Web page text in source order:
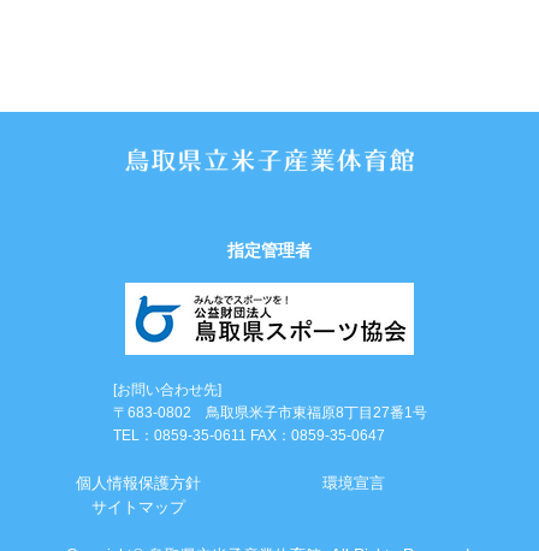
指定管理者
[お問い合わせ先]
〒683-0802 鳥取県米子市東福原8丁目27番1号
TEL：0859-35-0611 FAX：0859-35-0647
個⼈情報保護⽅針
環境宣言
サイトマップ